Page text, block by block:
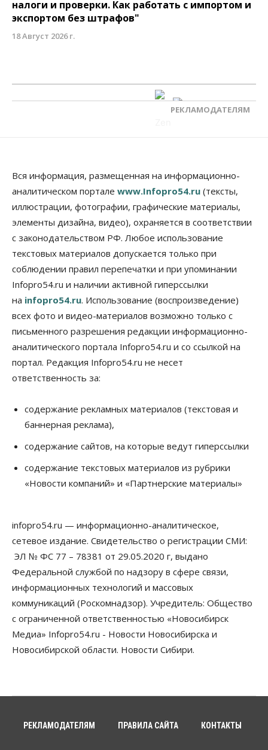
налоги и проверки. Как работать с импортом и
экспортом без штрафов"
18 Август 2026 г.
РЕКЛАМОДАТЕЛЯМ
Вся информация, размещенная на информационно-
аналитическом портале www.Infopro54.ru (тексты,
иллюстрации, фотографии, графические материалы,
элементы дизайна, видео), охраняется в соответствии
с законодательством РФ. Любое использование
текстовых материалов допускается только при
соблюдении правил перепечатки и при упоминании
Infopro54.ru и наличии активной гиперссылки
на infopro54.ru. Использование (воспроизведение)
всех фото и видео-материалов возможно только с
письменного разрешения редакции информационно-
аналитического портала Infopro54.ru и со ссылкой на
портал. Редакция Infopro54.ru не несет
ответственность за:
содержание рекламных материалов (текстовая и
баннерная реклама),
содержание сайтов, на которые ведут гиперссылки
содержание текстовых материалов из рубрики
«Новости компаний» и «Партнерские материалы»
infopro54.ru — информационно-аналитическое,
сетевое издание. Свидетельство о регистрации СМИ:
ЭЛ № ФС 77 – 78381 от 29.05.2020 г, выдано
Федеральной службой по надзору в сфере связи,
информационных технологий и массовых
коммуникаций (Роскомнадзор). Учредитель: Общество
с ограниченной ответственностью «Новосибирск
Медиа» Infopro54.ru - Новости Новосибирска и
Новосибирской области. Новости Сибири.
РЕКЛАМОДАТЕЛЯМ ПРАВИЛА САЙТА КОНТАКТЫ